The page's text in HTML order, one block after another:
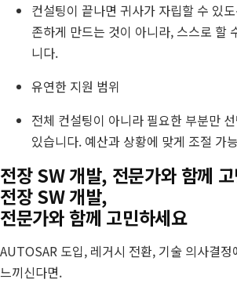
컨설팅이 끝나면 귀사가 자립할 수 있
존하게 만드는 것이 아니라, 스스로 할
니다.
유연한 지원 범위
전체 컨설팅이 아니라 필요한 부분만
있습니다. 예산과 상황에 맞게 조절 가
전장 SW 개발, 전문가와 함께
전장 SW 개발,
전문가와 함께 고민하세요
AUTOSAR 도입, 레거시 전환, 기술 의사결정
느끼신다면.